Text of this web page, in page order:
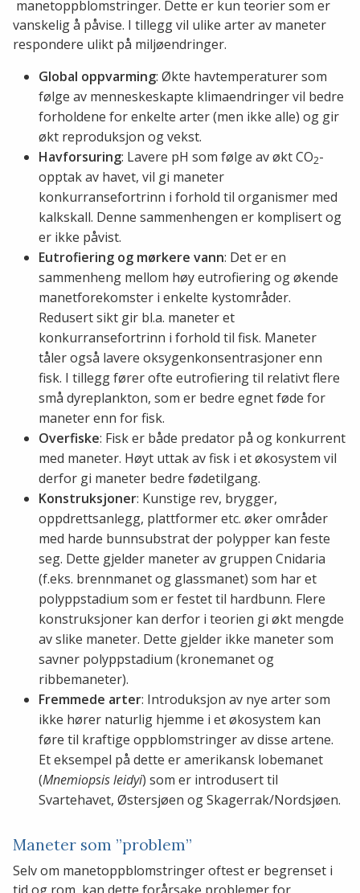
manetoppblomstringer. Dette er kun teorier som er
vanskelig å påvise. I tillegg vil ulike arter av maneter
respondere ulikt på miljøendringer.
Global oppvarming: Økte havtemperaturer som
følge av menneskeskapte klimaendringer vil bedre
forholdene for enkelte arter (men ikke alle) og gir
økt reproduksjon og vekst.
Havforsuring: Lavere pH som følge av økt CO2-
opptak av havet, vil gi maneter
konkurransefortrinn i forhold til organismer med
kalkskall. Denne sammenhengen er komplisert og
er ikke påvist.
Eutrofiering og mørkere vann: Det er en
sammenheng mellom høy eutrofiering og økende
manetforekomster i enkelte kystområder.
Redusert sikt gir bl.a. maneter et
konkurransefortrinn i forhold til fisk. Maneter
tåler også lavere oksygenkonsentrasjoner enn
fisk. I tillegg fører ofte eutrofiering til relativt flere
små dyreplankton, som er bedre egnet føde for
maneter enn for fisk.
Overfiske: Fisk er både predator på og konkurrent
med maneter. Høyt uttak av fisk i et økosystem vil
derfor gi maneter bedre fødetilgang.
Konstruksjoner: Kunstige rev, brygger,
oppdrettsanlegg, plattformer etc. øker områder
med harde bunnsubstrat der polypper kan feste
seg. Dette gjelder maneter av gruppen Cnidaria
(f.eks. brennmanet og glassmanet) som har et
polyppstadium som er festet til hardbunn. Flere
konstruksjoner kan derfor i teorien gi økt mengde
av slike maneter. Dette gjelder ikke maneter som
savner polyppstadium (kronemanet og
ribbemaneter).
Fremmede arter: Introduksjon av nye arter som
ikke hører naturlig hjemme i et økosystem kan
føre til kraftige oppblomstringer av disse artene.
Et eksempel på dette er amerikansk lobemanet
(Mnemiopsis leidyi) som er introdusert til
Svartehavet, Østersjøen og Skagerrak/Nordsjøen.
Maneter som ”problem”
Selv om manetoppblomstringer oftest er begrenset i